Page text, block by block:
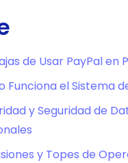
de Usar PayPal en
Funciona el Sistema
y Seguridad de
y Topes de